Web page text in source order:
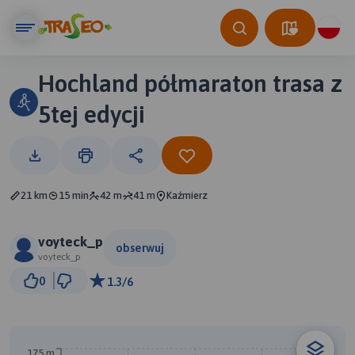
Hochland półmaraton trasa z
5tej edycji
21 km 15 min 42 m 41 m Kaźmierz
voyteck_p
voyteck_p
obserwuj
0 1.3/6